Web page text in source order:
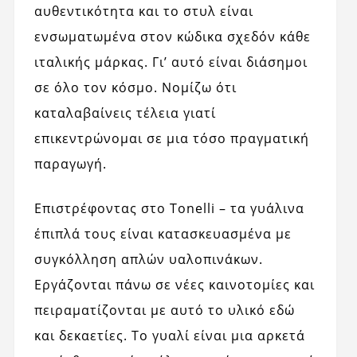
αυθεντικότητα και το στυλ είναι
ενσωματωμένα στον κώδικα σχεδόν κάθε
ιταλικής μάρκας. Γι’ αυτό είναι διάσημοι
σε όλο τον κόσμο. Νομίζω ότι
καταλαβαίνεις τέλεια γιατί
επικεντρώνομαι σε μια τόσο πραγματική
παραγωγή.
Επιστρέφοντας στο Tonelli – τα γυάλινα
έπιπλά τους είναι κατασκευασμένα με
συγκόλληση απλών υαλοπινάκων.
Εργάζονται πάνω σε νέες καινοτομίες και
πειραματίζονται με αυτό το υλικό εδώ
και δεκαετίες. Το γυαλί είναι μια αρκετά